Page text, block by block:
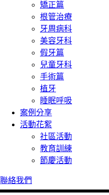
矯正篇
根管治療
牙周病科
美容牙科
假牙篇
兒童牙科
手術篇
植牙
睡眠呼吸
案例分享
活動花絮
社區活動
教育訓練
節慶活動
聯絡我們